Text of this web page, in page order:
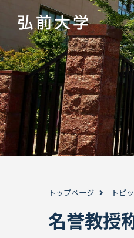
トップページ トピ
名誉教授